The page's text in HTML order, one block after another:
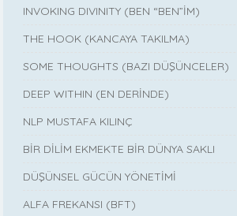
INVOKING DIVINITY (BEN “BEN”İM)
THE HOOK (KANCAYA TAKILMA)
SOME THOUGHTS (BAZI DÜŞÜNCELER)
DEEP WITHIN (EN DERİNDE)
NLP MUSTAFA KILINÇ
BİR DİLİM EKMEKTE BİR DÜNYA SAKLI
DÜŞÜNSEL GÜCÜN YÖNETİMİ
ALFA FREKANSI (BFT)